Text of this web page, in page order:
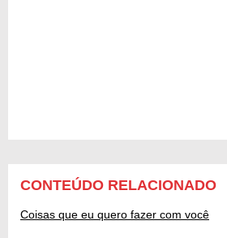
CONTEÚDO RELACIONADO
Coisas que eu quero fazer com você